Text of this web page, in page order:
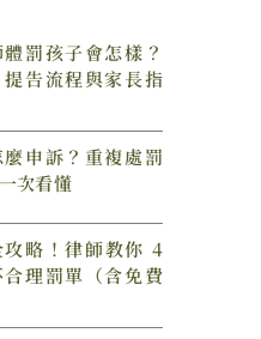
罰孩子會怎樣？
告流程與家長指
申訴？重複處罰
次看懂
攻略！律師教你 4
理罰單（含免費